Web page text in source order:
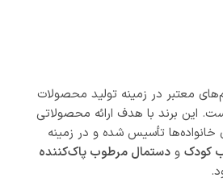
معتبر در زمینه تولید محصولات
این برند با هدف ارائه محصولاتی
خانواده‌ها تأسیس شده و در زمینه
کودک و دستمال مرطوب پاک‌کننده